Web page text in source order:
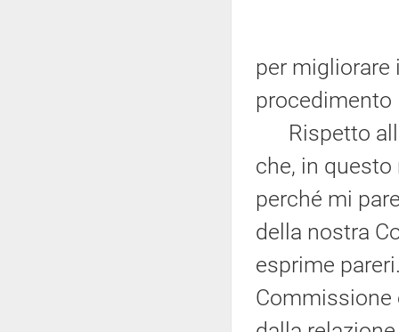
per migliorare
procedimento
Rispetto
che, in
perché mi
della nostra
esprime
Commissione